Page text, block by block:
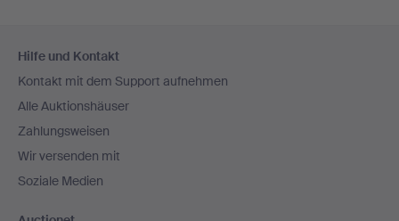
Navigation
Hilfe und Kontakt
Kontakt mit dem Support aufnehmen
Alle Auktionshäuser
Zahlungsweisen
Wir versenden mit
Soziale Medien